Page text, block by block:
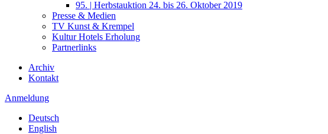
95. | Herbstauktion 24. bis 26. Oktober 2019
Presse & Medien
TV Kunst & Krempel
Kultur Hotels Erholung
Partnerlinks
Archiv
Kontakt
Anmeldung
Deutsch
English